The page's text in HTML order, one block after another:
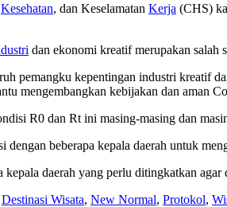
Kesehatan, dan Keselamatan Kerja (CHS)
dan ekonomi kreatif merupakan salah
pemangku kepentingan industri kreatif
mengembangkan kebijakan dan aman
R0 dan Rt ini masing-masing dan
beberapa kepala daerah untuk
daerah yang perlu ditingkatkan
Destinasi Wisata, New Normal, Protokol,